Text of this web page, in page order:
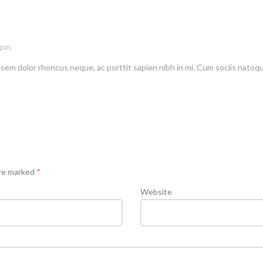
dolor rhoncus neque, ac porttit sapien nibh in mi. Cum sociis
marked *
Website